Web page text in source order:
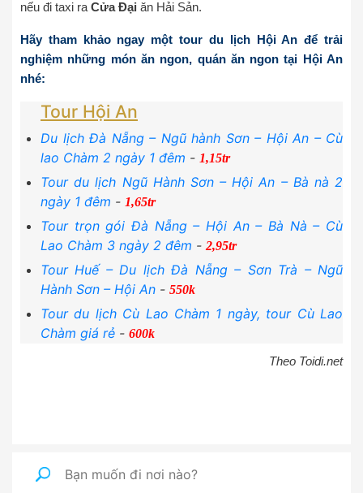
nếu đi taxi ra Cửa Đại ăn Hải Sản.
Hãy tham khảo ngay một tour du lịch Hội An để trải
nghiệm những món ăn ngon, quán ăn ngon tại Hội An
nhé:
Tour Hội An
Du lịch Đà Nẵng – Ngũ hành Sơn – Hội An – Cù
lao Chàm 2 ngày 1 đêm - 1,15tr
Tour du lịch Ngũ Hành Sơn – Hội An – Bà nà 2
ngày 1 đêm - 1,65tr
Tour trọn gói Đà Nẵng – Hội An – Bà Nà – Cù
Lao Chàm 3 ngày 2 đêm -2,95tr
Tour Huế – Du lịch Đà Nẵng – Sơn Trà – Ngũ
Hành Sơn – Hội An - 550k
Tour du lịch Cù Lao Chàm 1 ngày, tour Cù Lao
Chàm giá rẻ - 600k
Theo Toidi.net